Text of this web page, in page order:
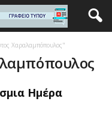
Χαραλαμπόπουλος"
Ημέρα